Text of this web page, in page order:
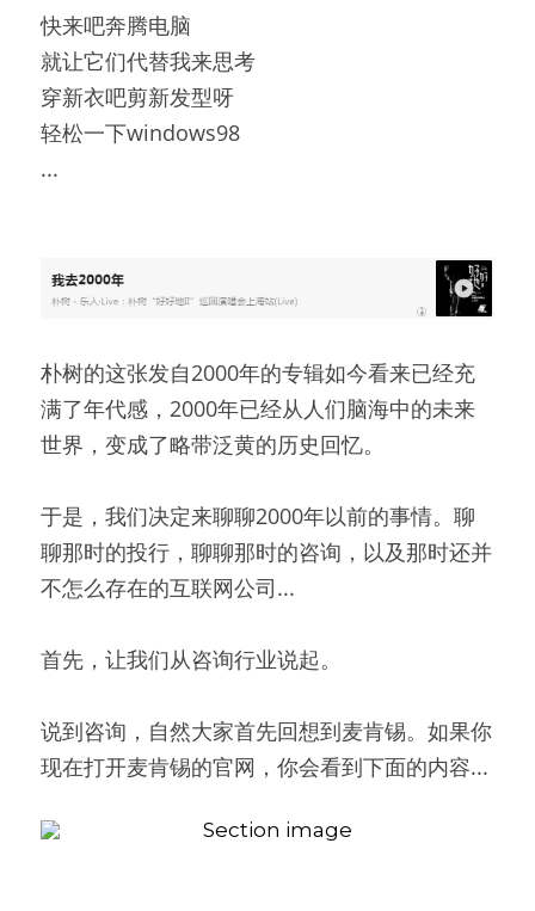
快来吧奔腾电脑
就让它们代替我来思考
穿新衣吧剪新发型呀
轻松一下windows98
...
朴树的这张发自2000年的专辑如今看来已经充
满了年代感，2000年已经从人们脑海中的未来
世界，变成了略带泛黄的历史回忆。
于是，我们决定来聊聊2000年以前的事情。聊
聊那时的投行，聊聊那时的咨询，以及那时还并
不怎么存在的互联网公司...
首先，让我们从咨询行业说起。
说到咨询，自然大家首先回想到麦肯锡。如果你
现在打开麦肯锡的官网，你会看到下面的内容...